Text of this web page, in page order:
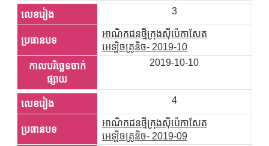
3
អាណិកជនថ្មីក្រុងស៊ីប៉េកាសែត
អេឡិចត្រូនិច- 2019-10
2019-10-10
4
អាណិកជនថ្មីក្រុងស៊ីប៉េកាសែត
អេឡិចត្រូនិច- 2019-09